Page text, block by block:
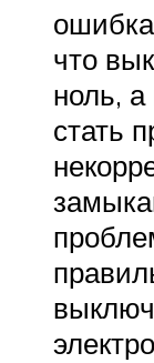
что
ноль,
стать